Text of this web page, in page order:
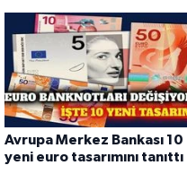
Avrupa Merkez Bankası 10
yeni euro tasarımını tanıttı